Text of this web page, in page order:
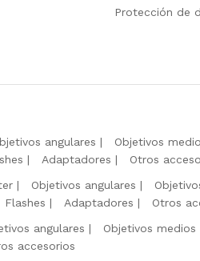
Protección de
angulares Objetivos
Adaptadores
Otros
Objetivos angulares
Flashes Adaptadores
Otros
angulares Objetivos medios
accesorios